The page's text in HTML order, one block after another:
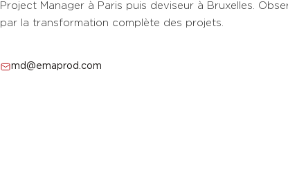
Project Manager à Paris puis deviseur à Bruxelles.
par la transformation complète des projets.
md@emaprod.com